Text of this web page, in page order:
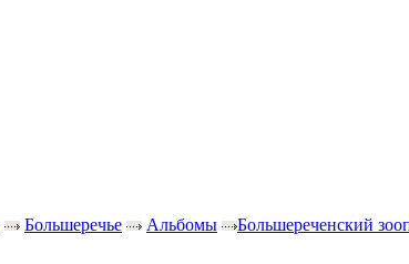
Большеречье Альбомы Большереченский